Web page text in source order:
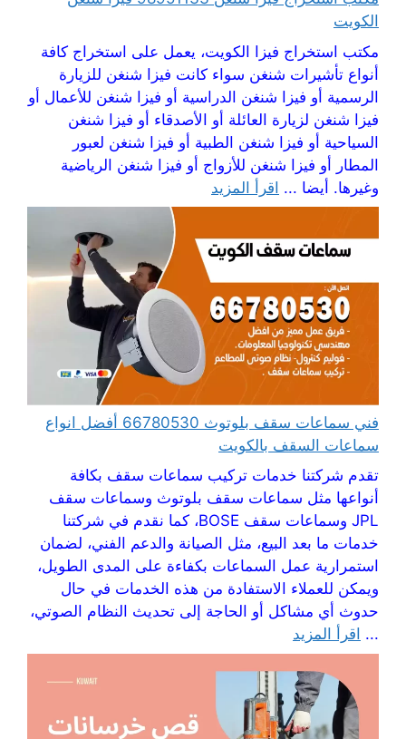
الكويت
مكتب استخراج فيزا الكويت، يعمل على استخراج كافة
أنواع تأشيرات شنغن سواء كانت فيزا شنغن للزيارة
الرسمية أو فيزا شنغن الدراسية أو فيزا شنغن للأعمال أو
فيزا شنغن لزيارة العائلة أو الأصدقاء أو فيزا شنغن
السياحية أو فيزا شنغن الطبية أو فيزا شنغن لعبور
المطار أو فيزا شنغن للأزواج أو فيزا شنغن الرياضية
وغيرها. أيضا ... اقرأ المزيد
فني سماعات سقف بلوتوث 66780530 أفضل انواع
سماعات السقف بالكويت
تقدم شركتنا خدمات تركيب سماعات سقف بكافة
أنواعها مثل سماعات سقف بلوتوث وسماعات سقف
JPL وسماعات سقف BOSE، كما نقدم في شركتنا
خدمات ما بعد البيع، مثل الصيانة والدعم الفني، لضمان
استمرارية عمل السماعات بكفاءة على المدى الطويل،
ويمكن للعملاء الاستفادة من هذه الخدمات في حال
حدوث أي مشاكل أو الحاجة إلى تحديث النظام الصوتي،
... اقرأ المزيد